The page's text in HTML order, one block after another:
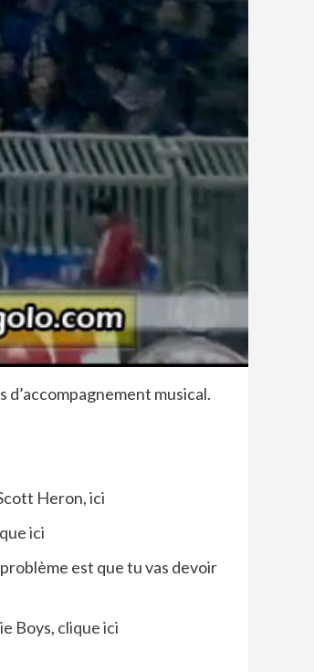
musical.
Heron,ici
ici
est que tu vas devoir
Boys, clique ici